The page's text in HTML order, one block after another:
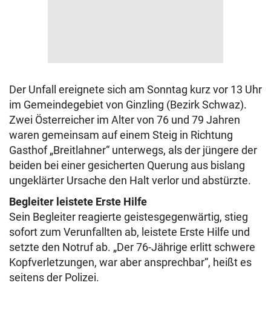
Der Unfall ereignete sich am Sonntag kurz vor 13 Uhr
im Gemeindegebiet von Ginzling (Bezirk Schwaz).
Zwei Österreicher im Alter von 76 und 79 Jahren
waren gemeinsam auf einem Steig in Richtung
Gasthof „Breitlahner“ unterwegs, als der jüngere der
beiden bei einer gesicherten Querung aus bislang
ungeklärter Ursache den Halt verlor und abstürzte.
Begleiter leistete Erste Hilfe
Sein Begleiter reagierte geistesgegenwärtig, stieg
sofort zum Verunfallten ab, leistete Erste Hilfe und
setzte den Notruf ab. „Der 76-Jährige erlitt schwere
Kopfverletzungen, war aber ansprechbar“, heißt es
seitens der Polizei.